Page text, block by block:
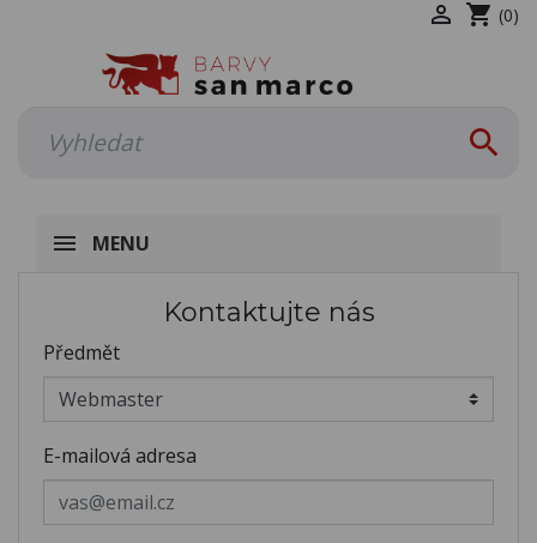
 shopping_cart (0)

MENU
Kontaktujte nás
Předmět
E-mailová adresa